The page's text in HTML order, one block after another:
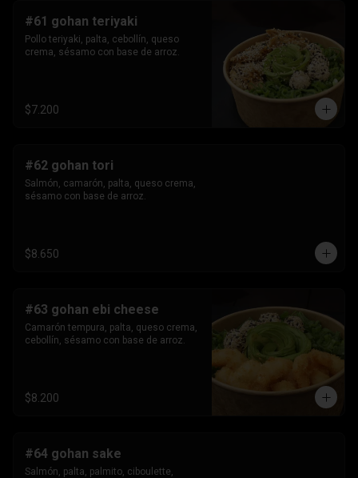
#61 gohan teriyaki
Pollo teriyaki, palta, cebollín, queso
crema, sésamo con base de arroz.
$7.200
#62 gohan tori
Salmón, camarón, palta, queso crema,
sésamo con base de arroz.
$8.650
#63 gohan ebi cheese
Camarón tempura, palta, queso crema,
cebollín, sésamo con base de arroz.
$8.200
#64 gohan sake
Salmón, palta, palmito, ciboulette,